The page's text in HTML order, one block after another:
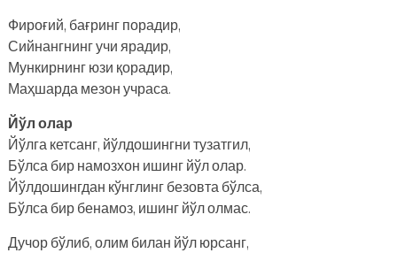
Фироғий, бағринг порадир,
Сийнангнинг учи ярадир,
Мункирнинг юзи қорадир,
Маҳшарда мезон учраса.
Йўл олар
Йўлга кетсанг, йўлдошингни тузатгил,
Бўлса бир намозхон ишинг йўл олар.
Йўлдошингдан кўнглинг безовта бўлса,
Бўлса бир бенамоз, ишинг йўл олмас.
Дучор бўлиб, олим билан йўл юрсанг,